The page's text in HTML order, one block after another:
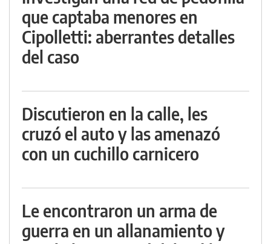
que captaba menores en
Cipolletti: aberrantes detalles
del caso
Discutieron en la calle, les
cruzó el auto y las amenazó
con un cuchillo carnicero
Le encontraron un arma de
guerra en un allanamiento y